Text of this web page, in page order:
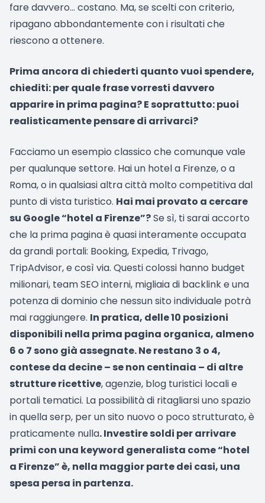
fare davvero… costano. Ma, se scelti con criterio,
ripagano abbondantemente con i risultati che
riescono a ottenere.
Prima ancora di chiederti quanto vuoi spendere,
chiediti: per quale frase vorresti davvero
apparire in prima pagina? E soprattutto: puoi
realisticamente pensare di arrivarci?
Facciamo un esempio classico che comunque vale
per qualunque settore. Hai un hotel a Firenze, o a
Roma, o in qualsiasi altra città molto competitiva dal
punto di vista turistico. Hai mai provato a cercare
su Google “hotel a Firenze”?Se sì, ti sarai accorto
che la prima pagina è quasi interamente occupata
da grandi portali: Booking, Expedia, Trivago,
TripAdvisor, e così via. Questi colossi hanno budget
milionari, team SEO interni, migliaia di backlink e una
potenza di dominio che nessun sito individuale potrà
mai raggiungere. In pratica, delle 10 posizioni
disponibili nella prima pagina organica, almeno
6 o 7 sono già assegnate. Ne restano 3 o 4,
contese da decine – se non centinaia – di altre
strutture ricettive, agenzie, blog turistici locali e
portali tematici. La possibilità di ritagliarsi uno spazio
in quella serp, per un sito nuovo o poco strutturato, è
praticamente nulla. Investire soldi per arrivare
primi con una keyword generalista come “hotel
a Firenze” è, nella maggior parte dei casi, una
spesa persa in partenza.